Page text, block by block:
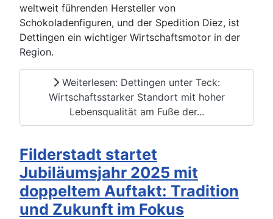
weltweit führenden Hersteller von
Schokoladenfiguren, und der Spedition Diez, ist
Dettingen ein wichtiger Wirtschaftsmotor in der
Region.
Weiterlesen: Dettingen unter Teck:
Wirtschaftsstarker Standort mit hoher
Lebensqualität am Fuße der...
Filderstadt startet
Jubiläumsjahr 2025 mit
doppeltem Auftakt: Tradition
und Zukunft im Fokus